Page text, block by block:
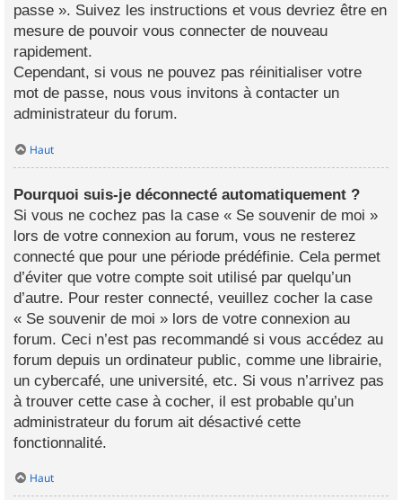
passe ». Suivez les instructions et vous devriez être en
mesure de pouvoir vous connecter de nouveau
rapidement.
Cependant, si vous ne pouvez pas réinitialiser votre
mot de passe, nous vous invitons à contacter un
administrateur du forum.
Haut
Pourquoi suis-je déconnecté automatiquement ?
Si vous ne cochez pas la case « Se souvenir de moi »
lors de votre connexion au forum, vous ne resterez
connecté que pour une période prédéfinie. Cela permet
d’éviter que votre compte soit utilisé par quelqu’un
d’autre. Pour rester connecté, veuillez cocher la case
« Se souvenir de moi » lors de votre connexion au
forum. Ceci n’est pas recommandé si vous accédez au
forum depuis un ordinateur public, comme une librairie,
un cybercafé, une université, etc. Si vous n’arrivez pas
à trouver cette case à cocher, il est probable qu’un
administrateur du forum ait désactivé cette
fonctionnalité.
Haut